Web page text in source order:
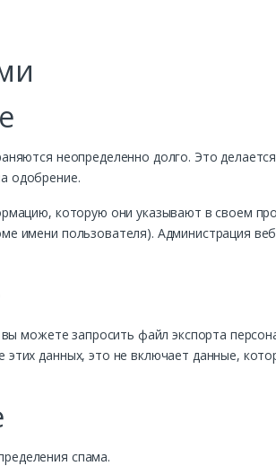
неопределенно долго. Это
одобрение.
которую они указывают в своем
имени пользователя). Администрация
можете запросить файл экспорта
данных, это не включает данные,
спама.